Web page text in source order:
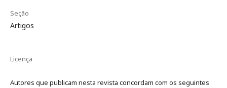
Seção
Artigos
Licença
Autores que publicam nesta revista concordam com os seguintes